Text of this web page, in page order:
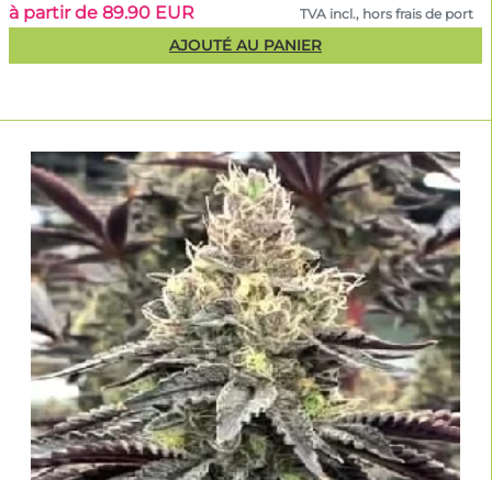
à partir de 89.90 EUR TVA incl., hors frais de port
AJOUTÉ AU PANIER